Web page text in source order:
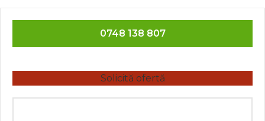
0748 138 807
Solicită ofertă